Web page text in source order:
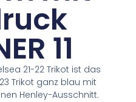
11
21-22 Trikot ist das
Trikot ganz blau mit
Henley-Ausschnitt.